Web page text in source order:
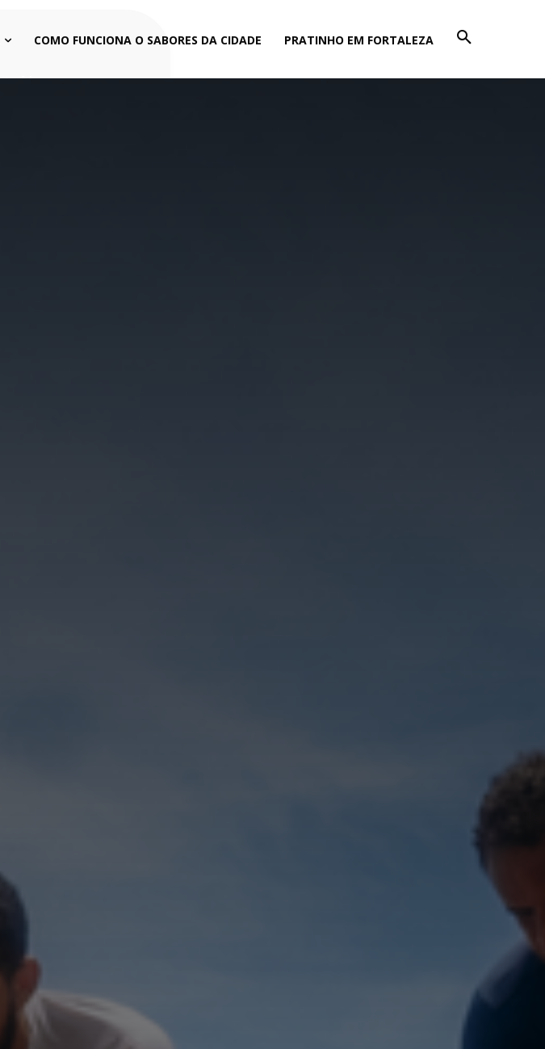
COMO FUNCIONA O SABORES DA CIDADE PRATINHO EM FORTALEZA